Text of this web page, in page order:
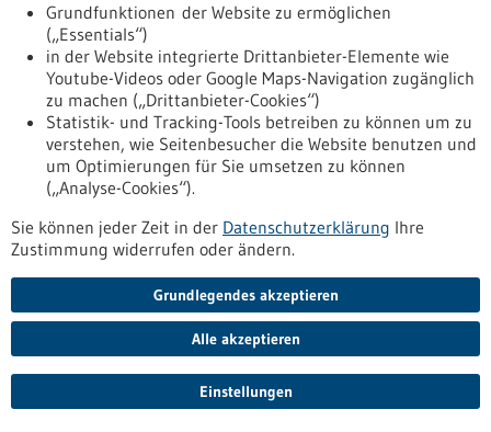
Künstliche Intelligenz kann nicht nur Produktionsprozesse
effizienter und damit wirtschaftlicher machen, sondern auch
die Nachhaltigkeit steigern. Eine Studie des KI-
Fortschrittszentrums in Stuttgart zeigt, wie sich
beispielsweise die Treibhausgas-Emissionen oder der
Verbrauch von Ressourcen und Energie mit KI reduzieren
lassen.
https://www.bio-pro.de/aufgaben/biologische-
transformation/aktuelles/mit-kuenstlicher-intelligenz-zu-
mehr-nachhaltigkeit
Pressemitteilung - 18.10.2022
11. Ressourceneffizienz- und
Kreislaufwirtschaftskongress
KONGRESS BW am 19. und 20. Oktober: Ministerpräsident
Winfried Kretschmann: „In Zeiten unterschiedlicher Krisen ist
Grundfunktionen der Website zu ermöglichen
(„Essentials“)
in der Website integrierte Drittanbieter-Elemente wie
Youtube-Videos oder Google Maps-Navigation zugänglich
zu machen („Drittanbieter-Cookies“)
Statistik- und Tracking-Tools betreiben zu können um zu
verstehen, wie Seitenbesucher die Website benutzen und
um Optimierungen für Sie umsetzen zu können
(„Analyse-Cookies“).
Sie können jeder Zeit in der Datenschutzerklärung Ihre
Zustimmung widerrufen oder ändern.
Grundlegendes akzeptieren
Alle akzeptieren
Einstellungen